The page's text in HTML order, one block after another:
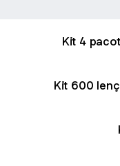
Kit 4
Kit 600